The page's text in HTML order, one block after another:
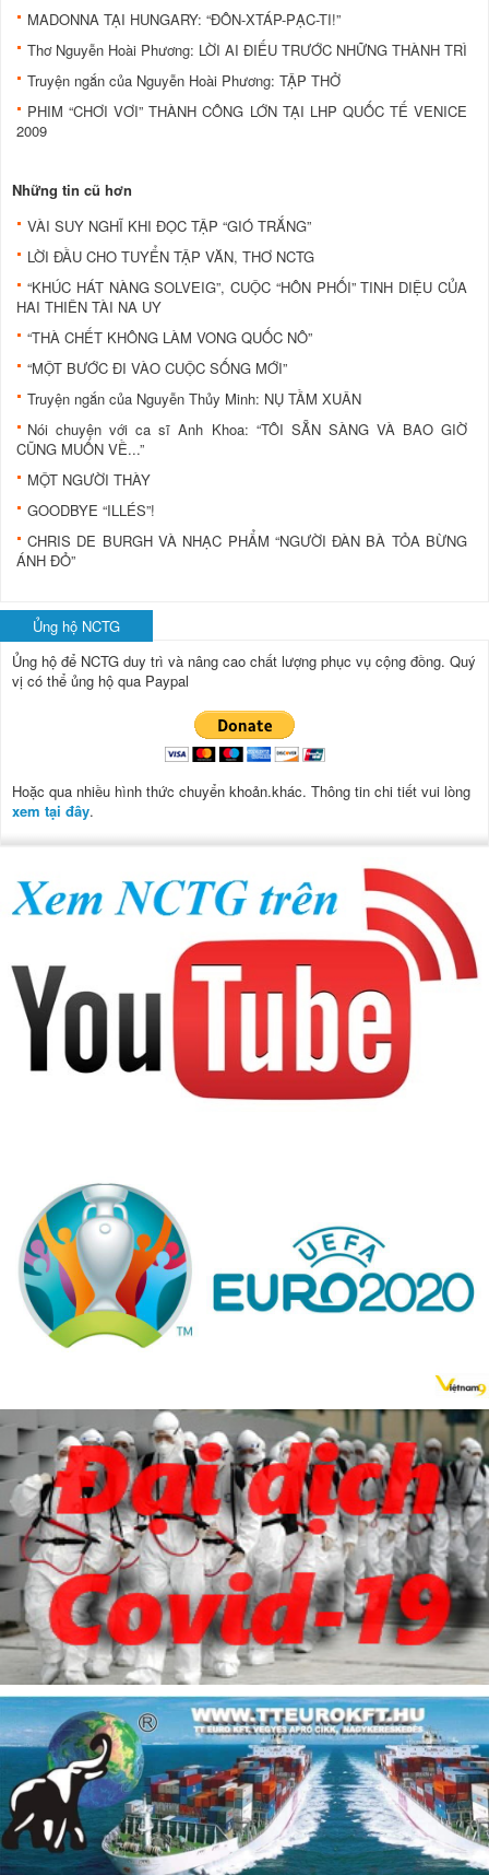
MADONNA TẠI HUNGARY: “ĐÔN-XTÁP-PẠC-TI!”
Thơ Nguyễn Hoài Phương: LỜI AI ĐIẾU TRƯỚC NHỮNG THÀNH TRÌ
Truyện ngắn của Nguyễn Hoài Phương: TẬP THỞ
PHIM “CHƠI VƠI” THÀNH CÔNG LỚN TẠI LHP QUỐC TẾ VENICE
2009
Những tin cũ hơn
VÀI SUY NGHĨ KHI ĐỌC TẬP “GIÓ TRẮNG”
LỜI ĐẦU CHO TUYỂN TẬP VĂN, THƠ NCTG
“KHÚC HÁT NÀNG SOLVEIG”, CUỘC “HÔN PHỐI” TINH DIỆU CỦA
HAI THIÊN TÀI NA UY
“THÀ CHẾT KHÔNG LÀM VONG QUỐC NÔ”
“MỘT BƯỚC ĐI VÀO CUỘC SỐNG MỚI”
Truyện ngắn của Nguyễn Thủy Minh: NỤ TẦM XUÂN
Nói chuyện với ca sĩ Anh Khoa: “TÔI SẴN SÀNG VÀ BAO GIỜ
CŨNG MUỐN VỀ...”
MỘT NGƯỜI THÀY
GOODBYE “ILLÉS”!
CHRIS DE BURGH VÀ NHẠC PHẨM “NGƯỜI ĐÀN BÀ TỎA BỪNG
ÁNH ĐỎ”
Ủng hộ NCTG
Ủng hộ để NCTG duy trì và nâng cao chất lượng phục vụ cộng đồng. Quý
vị có thể ủng hộ qua Paypal
Hoặc qua nhiều hình thức chuyển khoản.khác. Thông tin chi tiết vui lòng
xem tại đây.